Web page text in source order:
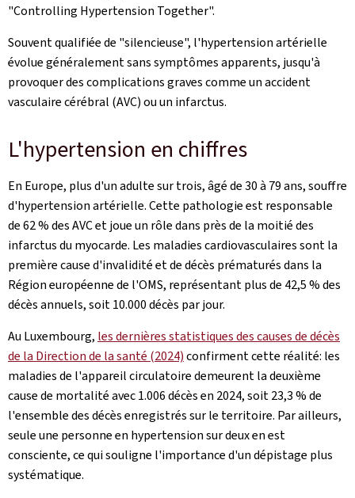
"Controlling Hypertension Together".
Souvent qualifiée de "silencieuse", l'hypertension artérielle
évolue généralement sans symptômes apparents, jusqu'à
provoquer des complications graves comme un accident
vasculaire cérébral (AVC) ou un infarctus.
L'hypertension en chiffres
En Europe, plus d'un adulte sur trois, âgé de 30 à 79 ans, souffre
d'hypertension artérielle. Cette pathologie est responsable
de 62 % des AVC et joue un rôle dans près de la moitié des
infarctus du myocarde. Les maladies cardiovasculaires sont la
première cause d'invalidité et de décès prématurés dans la
Région européenne de l'OMS, représentant plus de 42,5 % des
décès annuels, soit 10.000 décès par jour.
Au Luxembourg, les dernières statistiques des causes de décès
de la Direction de la santé (2024)confirment cette réalité: les
maladies de l'appareil circulatoire demeurent la deuxième
cause de mortalité avec 1.006 décès en 2024, soit 23,3 % de
l'ensemble des décès enregistrés sur le territoire. Par ailleurs,
seule une personne en hypertension sur deux en est
consciente, ce qui souligne l'importance d'un dépistage plus
systématique.